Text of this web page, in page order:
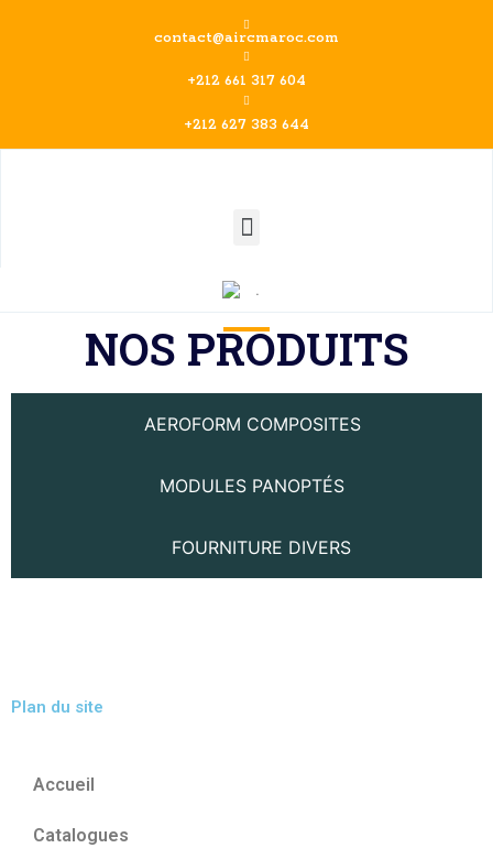
contact@aircmaroc.com
+212 661 317 604
+212 627 383 644
.
NOS PRODUITS
AEROFORM COMPOSITES
MODULES PANOPTÉS
FOURNITURE DIVERS​
Plan du site
Accueil
Catalogues